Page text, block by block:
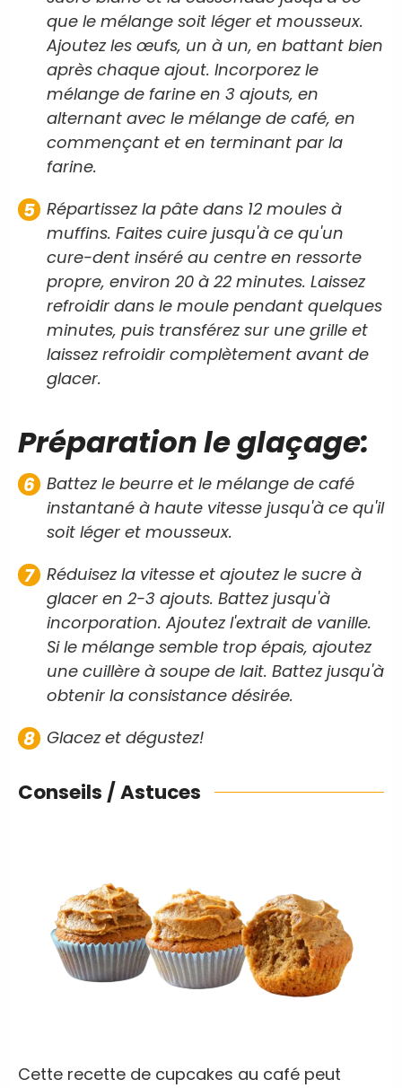
que le mélange soit léger et mousseux.
Ajoutez les œufs, un à un, en battant bien
après chaque ajout. Incorporez le
mélange de farine en 3 ajouts, en
alternant avec le mélange de café, en
commençant et en terminant par la
farine.
Répartissez la pâte dans 12 moules à
muffins. Faites cuire jusqu'à ce qu'un
cure-dent inséré au centre en ressorte
propre, environ 20 à 22 minutes. Laissez
refroidir dans le moule pendant quelques
minutes, puis transférez sur une grille et
laissez refroidir complètement avant de
glacer.
Préparation le glaçage:
Battez le beurre et le mélange de café
instantané à haute vitesse jusqu'à ce qu'il
soit léger et mousseux.
Réduisez la vitesse et ajoutez le sucre à
glacer en 2-3 ajouts. Battez jusqu'à
incorporation. Ajoutez l'extrait de vanille.
Si le mélange semble trop épais, ajoutez
une cuillère à soupe de lait. Battez jusqu'à
obtenir la consistance désirée.
Glacez et dégustez!
Conseils / Astuces
Cette recette de cupcakes au café peut